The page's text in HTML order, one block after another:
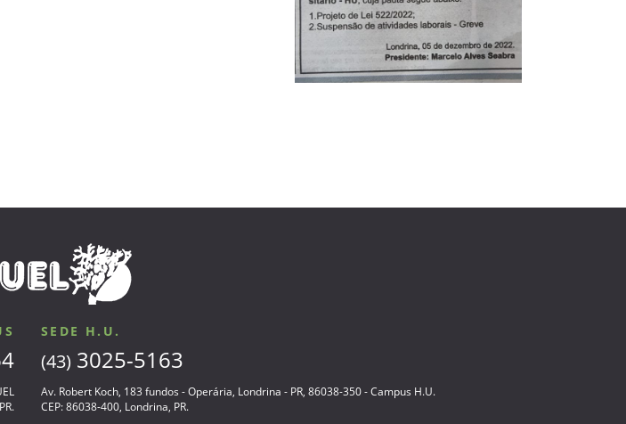
SEDE H.U.
(43) 3025-5163
Av. Robert Koch, 183 fundos - Operária, Londrina - PR, 86038-350 - Campus H.U.
CEP: 86038-400, Londrina, PR.